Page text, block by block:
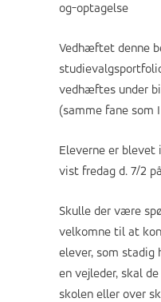
og-optagelse
Vedhæftet denne
vedhæftes under
(samme fane som
Eleverne er
vist fredag d. 7/2
Skulle der være
velkomne til at
elever, som stadig
en vejleder, skal
skolen eller over